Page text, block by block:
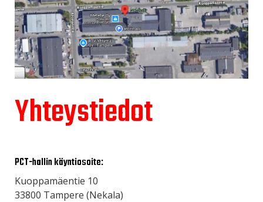
Yhteystiedot
PCT-hallin käyntiosoite:
Kuoppamäentie 10
33800 Tampere (Nekala)